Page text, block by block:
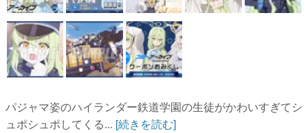
パジャマ姿のハイランダー鉄道学園の生徒がかわいすぎてシ
ュポシュポしてくる... [続きを読む]